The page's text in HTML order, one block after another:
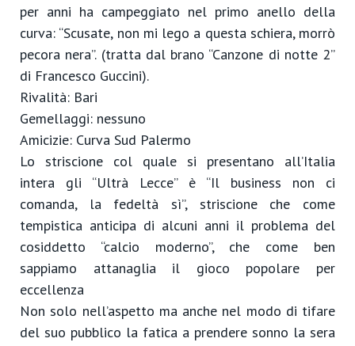
per anni ha campeggiato nel primo anello della
curva: “Scusate, non mi lego a questa schiera, morrò
pecora nera”. (tratta dal brano “Canzone di notte 2”
di Francesco Guccini).
Rivalità: Bari
Gemellaggi: nessuno
Amicizie: Curva Sud Palermo
Lo striscione col quale si presentano all’Italia
intera gli “Ultrà Lecce” è “Il business non ci
comanda, la fedeltà sì”, striscione che come
tempistica anticipa di alcuni anni il problema del
cosiddetto “calcio moderno”, che come ben
sappiamo attanaglia il gioco popolare per
eccellenza
Non solo nell’aspetto ma anche nel modo di tifare
del suo pubblico la fatica a prendere sonno la sera